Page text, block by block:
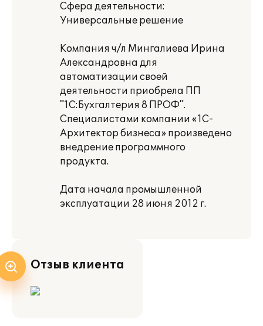
Сфера деятельности:
Универсальные решение
Компания ч/л Мингалиева Ирина
Александровна для
автоматизации своей
деятельности приобрела ПП
"1C:Бухгалтерия 8 ПРОФ".
Специалистами компании «1С-
Архитектор бизнеса» произведено
внедрение программного
продукта.
Дата начала промышленной
эксплуатации 28 июня 2012 г.
Отзыв клиента